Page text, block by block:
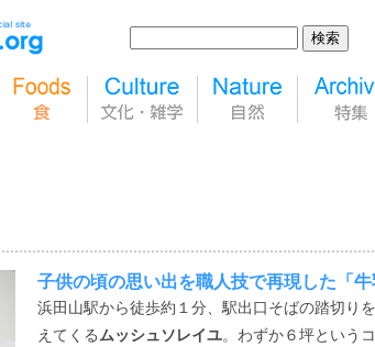
子供の頃の思い出を職人技で再現した「牛
浜田山駅から徒歩約１分、駅出口そばの踏切り
えてくるムッシュソレイユ。わずか６坪という